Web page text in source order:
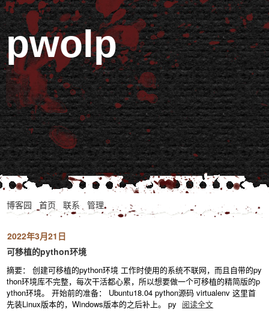
pwolp
博客园 首页 联系 管理
2022年3月21日
可移植的python环境
摘要： 创建可移植的python环境 工作时使用的系统不联网，而且自带的py
thon环境库不完整，每次干活都心累，所以想要做一个可移植的精简版的p
ython环境。 开始前的准备： Ubuntu18.04 python源码 virtualenv 这里首
先装Linux版本的，Windows版本的之后补上。 py 阅读全文